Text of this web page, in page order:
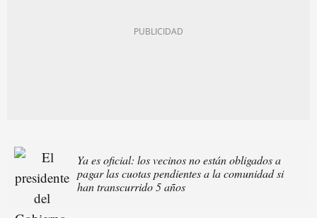
Ya es oficial: los vecinos no están obligados a
pagar las cuotas pendientes a la comunidad si
han transcurrido 5 años